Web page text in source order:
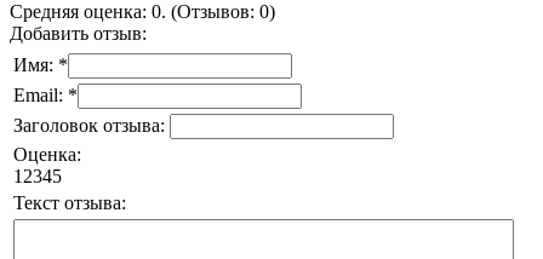
Средняя оценка: 0. (Отзывов: 0)
Добавить отзыв:
Имя: *
Email: *
Заголовок отзыва:
Оценка:
1 2345
Текст отзыва: